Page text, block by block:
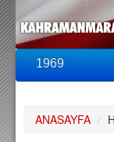
1969
PUAN
ANASAYFA /